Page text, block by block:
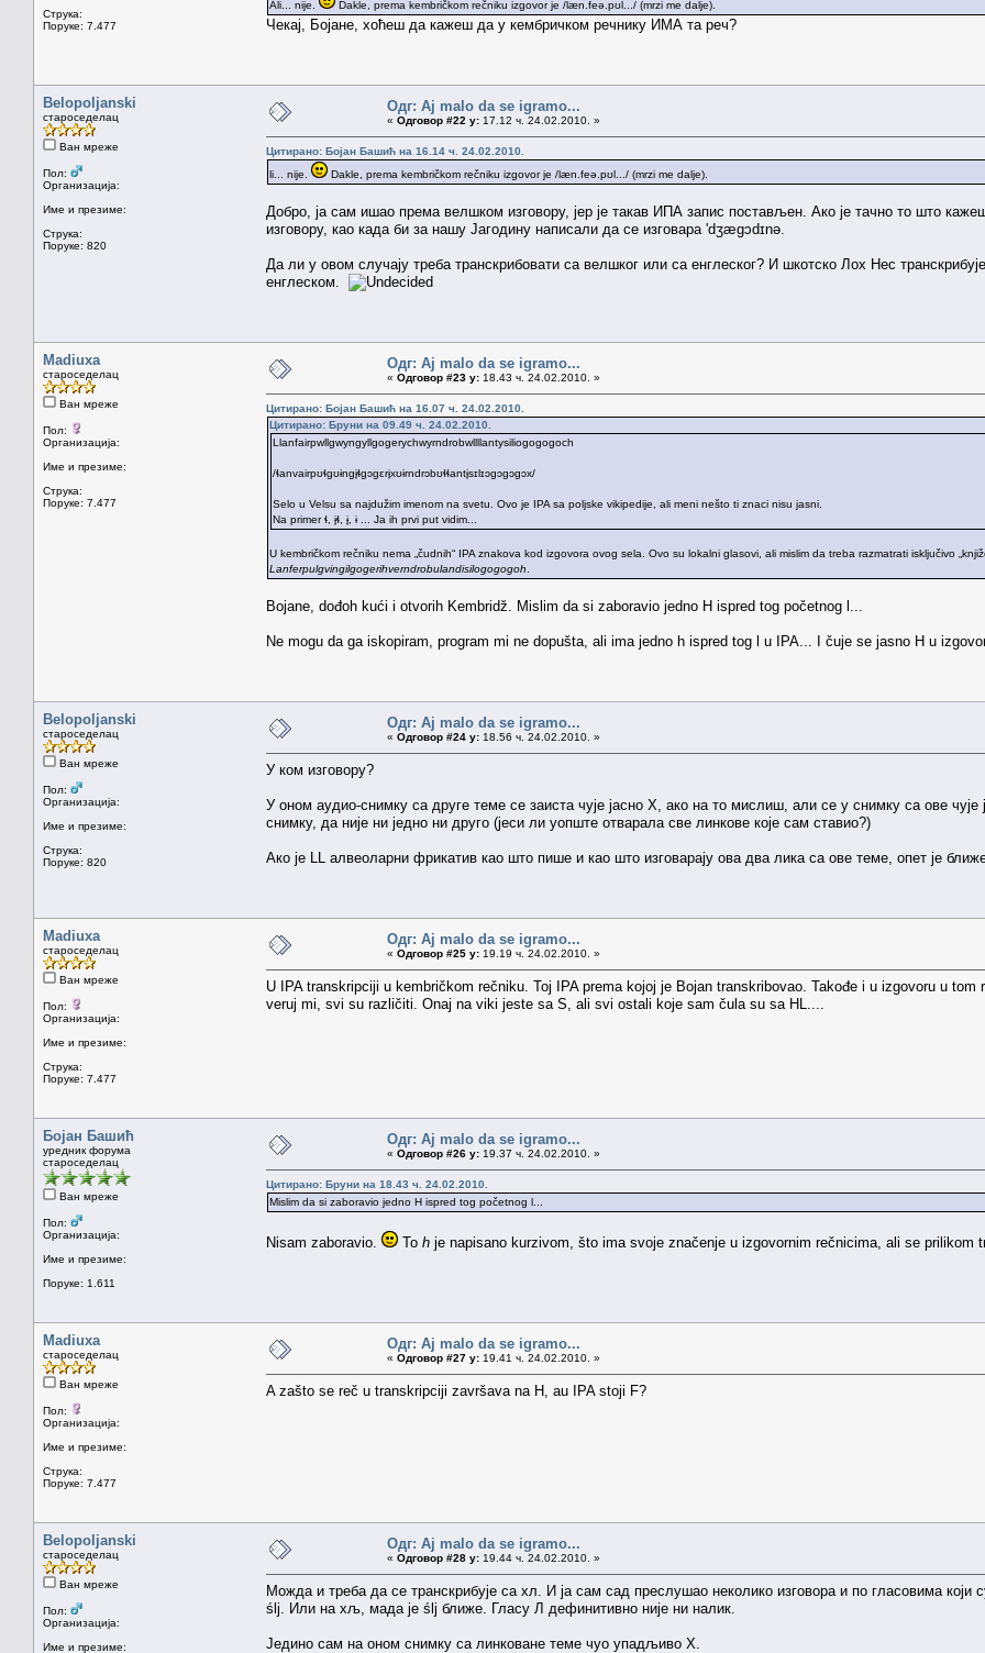
Струка:
Поруке: 7.477
Ali... nije. Dakle, prema kembričkom rečniku izgovor je /læn.feə.pʊl.../ (mrzi me dalje).
Чекај, Бојане, хоћеш да кажеш да у кембричком речнику ИМА та реч?
Belopoljanski
староседелац
Ван мреже
Пол:
Организација:
Име и презиме:
Струка:
Поруке: 820
Одг: Aj malo da se igramo...
« Одговор #22 у: 17.12 ч. 24.02.2010. »
Цитирано: Бојан Башић на 16.14 ч. 24.02.2010.
li... nije.
Dakle, prema kembričkom rečniku izgovor je /læn.feə.pʊl.../ (mrzi me dalje).
Добро, ја сам ишао према велшком изговору, јер је такав ИПА запис постављен. Ако је тачно то што
изговору, као када би за нашу Јагодину написали да се изговара 'dʒæɡɔdɪnə.
Да ли у овом случају треба транскрибовати са велшког или са енглеског? И шкотско Лох Нес
енглеском.
Madiuxa
староседелац
Ван мреже
Пол:
Организација:
Име и презиме:
Струка:
Поруке: 7.477
Одг: Aj malo da se igramo...
« Одговор #23 у: 18.43 ч. 24.02.2010. »
Цитирано: Бојан Башић на 16.07 ч. 24.02.2010.
Цитирано: Бруни на 09.49 ч. 24.02.2010.
Llanfairpwllgwyngyllgogerychwyrndrobwllllantysiliogogogoch
/ɬanvairpʊɬgʊɨngɨ̞ɬgɔgɛrɨ̞xʊɨrndrɔbʊɬɬantɨ̞sɪlɪɔgɔgɔgɔx/
Selo u Velsu sa najdužim imenom na svetu. Ovo je IPA sa poljske vikipedije, ali meni nešto ti znaci nisu jasni.
Na primer ɬ, ɨ̞ɬ, ɨ̞, ɨ ... Ja ih prvi put vidim...
U kembričkom rečniku nema „čudnih“ IPA znakova kod izgovora ovog sela. Ovo su lokalni glasovi, ali mislim da treba razmatrati isključivo
Lanferpulgvingilgogerihverndrobulandisilogogogoh
Bojane, dođoh kući i otvorih Kembridž. Mislim da si zaboravio jedno H ispred tog početnog l...
Ne mogu da ga iskopiram, program mi ne dopušta, ali ima jedno h ispred tog l u IPA... I čuje se jasno H u
Belopoljanski
староседелац
Ван мреже
Пол:
Организација:
Име и презиме:
Струка:
Поруке: 820
Одг: Aj malo da se igramo...
« Одговор #24 у: 18.56 ч. 24.02.2010. »
У ком изговору?
У оном аудио-снимку са друге теме се заиста чује јасно Х, ако на то мислиш, али се у снимку са ове чује
снимку, да није ни једно ни друго (јеси ли уопште отварала све линкове које сам ставио?)
Ако је LL алвеоларни фрикатив као што пише и као што изговарају ова два лика са ове теме, опет је
Madiuxa
староседелац
Ван мреже
Пол:
Организација:
Име и презиме:
Струка:
Поруке: 7.477
Одг: Aj malo da se igramo...
« Одговор #25 у: 19.19 ч. 24.02.2010. »
U IPA transkripciji u kembričkom rečniku. Toj IPA prema kojoj je Bojan transkribovao. Takođe i u izgovoru u
veruj mi, svi su različiti. Onaj na viki jeste sa S, ali svi ostali koje sam čula su sa HL....
Бојан Башић
уредник форума
староседелац
Ван мреже
Пол:
Организација:
Име и презиме:
Поруке: 1.611
Одг: Aj malo da se igramo...
« Одговор #26 у: 19.37 ч. 24.02.2010. »
Цитирано: Бруни на 18.43 ч. 24.02.2010.
Mislim da si zaboravio jedno H ispred tog početnog l...
Nisam zaboravio. To h je napisano kurzivom, što ima svoje značenje u izgovornim rečnicima, ali se prilikom
Madiuxa
староседелац
Ван мреже
Пол:
Организација:
Име и презиме:
Струка:
Поруке: 7.477
Одг: Aj malo da se igramo...
« Одговор #27 у: 19.41 ч. 24.02.2010. »
A zašto se reč u transkripciji završava na H, au IPA stoji F?
Belopoljanski
староседелац
Ван мреже
Пол:
Организација:
Име и презиме:
Одг: Aj malo da se igramo...
« Одговор #28 у: 19.44 ч. 24.02.2010. »
Можда и треба да се транскрибује са хл. И ја сам сад преслушао неколико изговора и по гласовима
ślj. Или на хљ, мада је ślj ближе. Гласу Л дефинитивно није ни налик.
Једино сам на оном снимку са линковане теме чуо упадљиво Х.